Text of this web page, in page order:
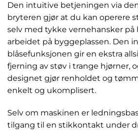
Den intuitive betjeningen via
bryteren gjør at du kan operere
selv med tykke vernehansker
arbeidet på byggeplassen. Den
blåsefunksjonen gir en ekstra
fjerning av støv i trange hjørner,
designet gjør renholdet og
enkelt og ukomplisert.
Selv om maskinen er
tilgang til en stikkontakt under